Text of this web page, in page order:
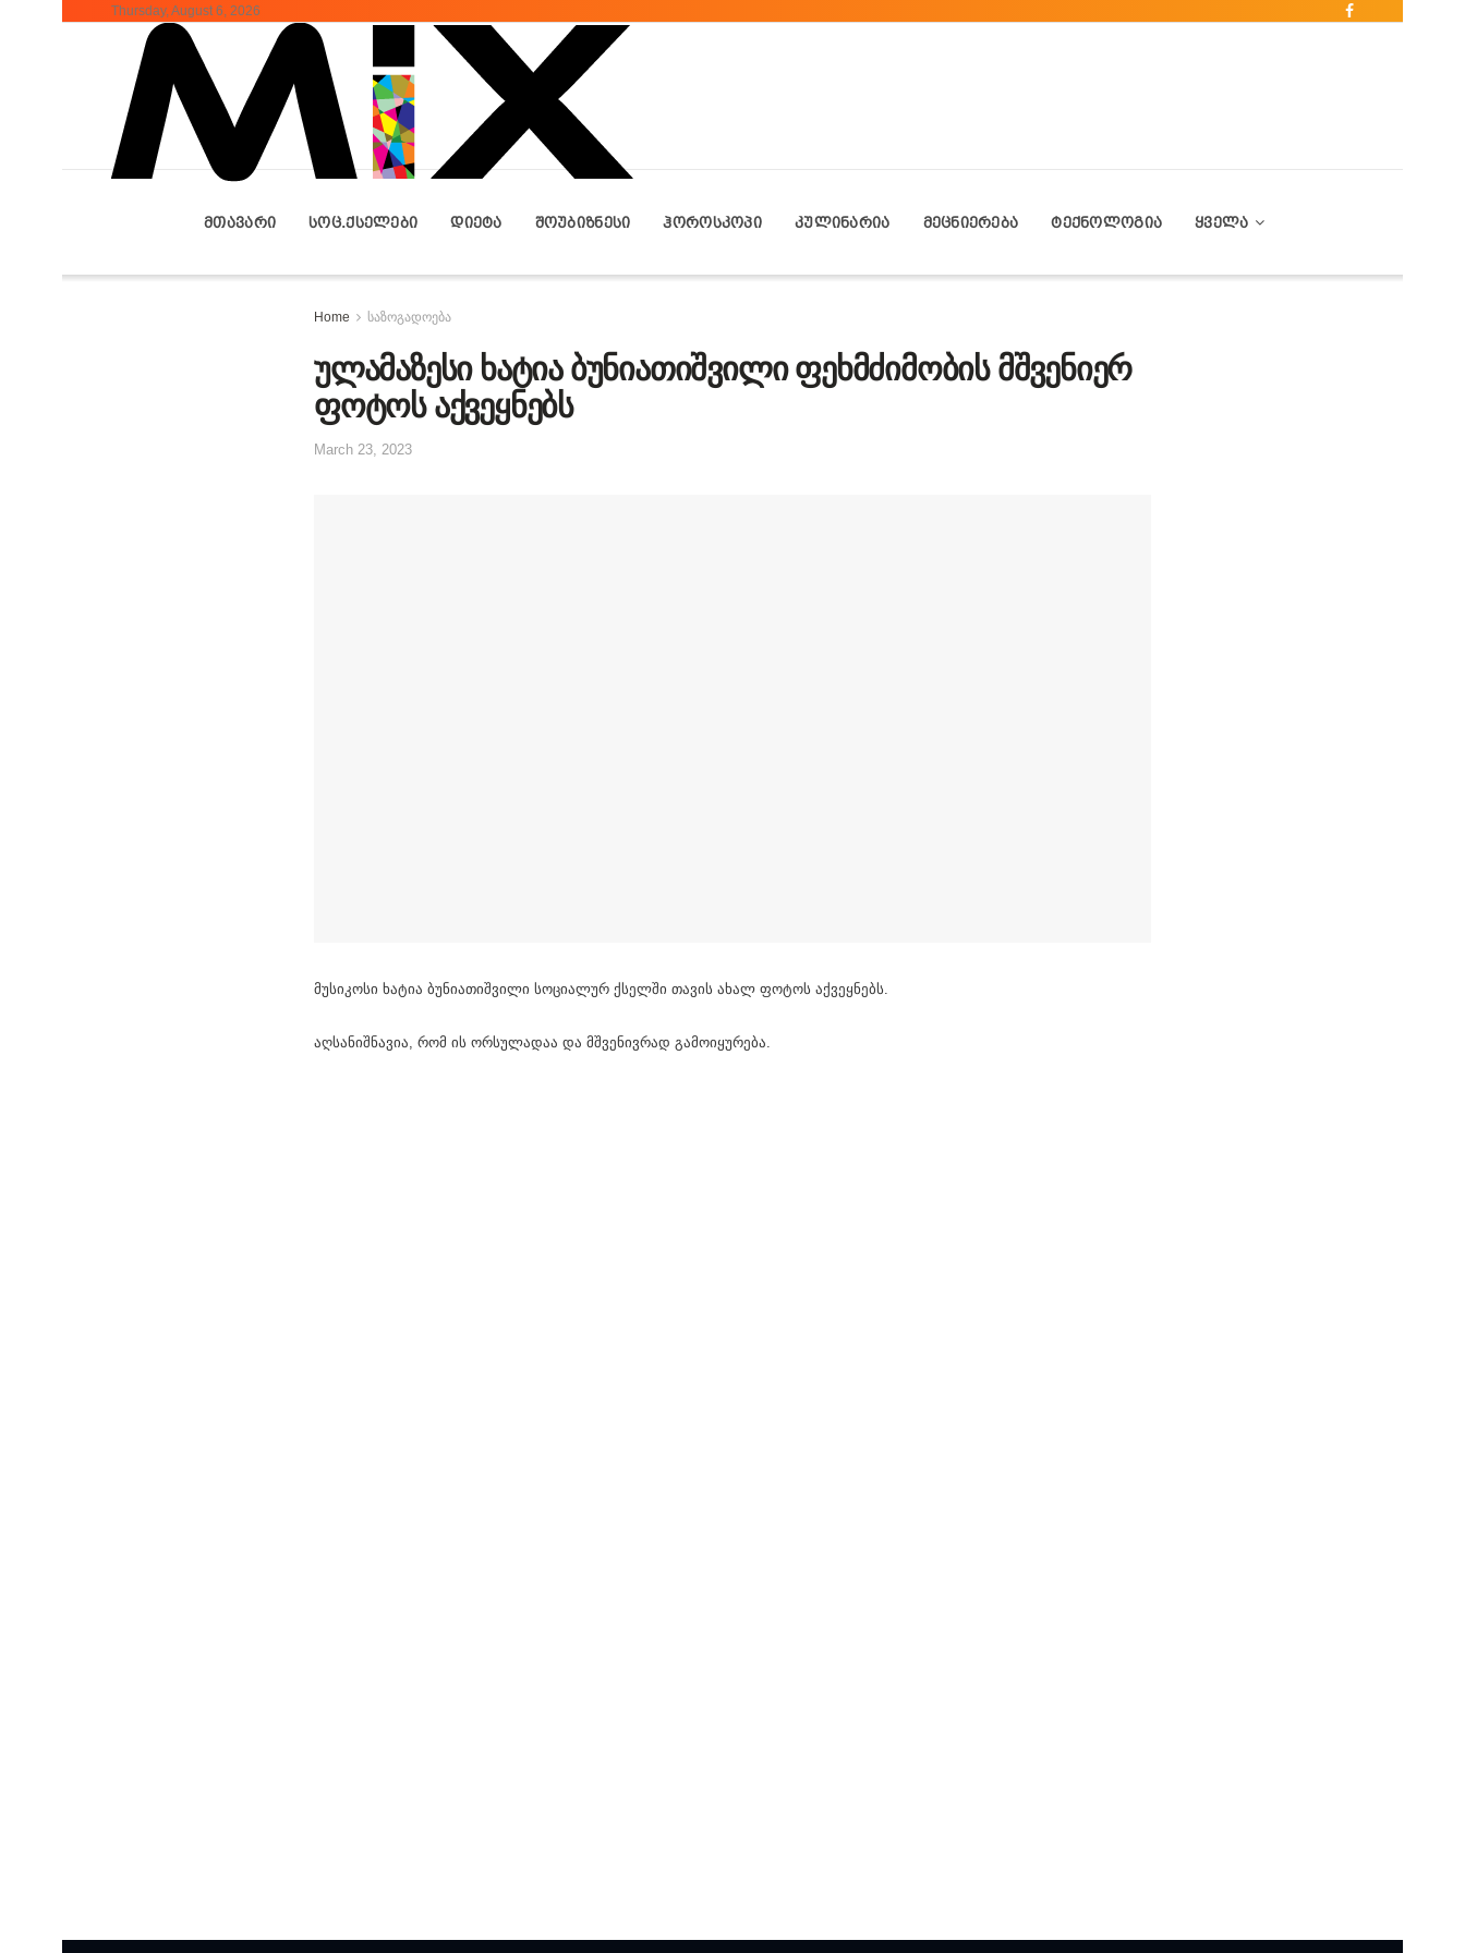
Thursday, August 6, 2026
ᲛᲗᲐᲕᲐᲠᲘ ᲡᲝᲪ.ᲥᲡᲔᲚᲔᲑᲘ ᲓᲘᲔᲢᲐ ᲨᲝᲣᲑᲘᲖᲜᲔᲡᲘ ᲰᲝᲠᲝᲡᲙᲝᲞᲘ ᲙᲣᲚᲘᲜᲐᲠᲘᲐ ᲛᲔᲪᲜᲘᲔᲠᲔᲑᲐ ᲢᲔᲥᲜᲝᲚᲝᲒᲘᲐ ᲧᲕᲔᲚᲐ
Home საზოგადოება
ულამაზესი ხატია ბუნიათიშვილი ფეხმძიმობის მშვენიერ
ფოტოს აქვეყნებს
March 23, 2023
მუსიკოსი ხატია ბუნიათიშვილი სოციალურ ქსელში თავის ახალ ფოტოს აქვეყნებს.
აღსანიშნავია, რომ ის ორსულადაა და მშვენივრად გამოიყურება.